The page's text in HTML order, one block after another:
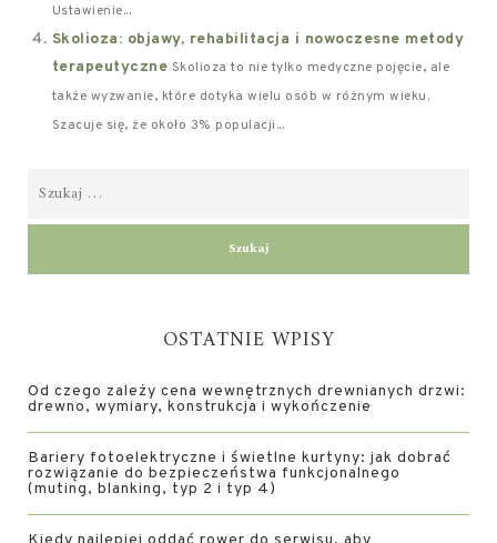
Ustawienie...
Skolioza: objawy, rehabilitacja i nowoczesne metody
terapeutyczne Skolioza to nie tylko medyczne pojęcie, ale
także wyzwanie, które dotyka wielu osób w różnym wieku.
Szacuje się, że około 3% populacji...
OSTATNIE WPISY
Od czego zależy cena wewnętrznych drewnianych drzwi:
drewno, wymiary, konstrukcja i wykończenie
Bariery fotoelektryczne i świetlne kurtyny: jak dobrać
rozwiązanie do bezpieczeństwa funkcjonalnego
(muting, blanking, typ 2 i typ 4)